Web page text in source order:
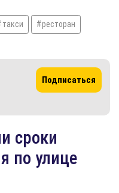
такси ресторан
Подписаться
сроки
по улице